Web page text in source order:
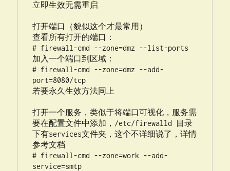
立即生效无需重启
打开端口（貌似这个才最常用）
查看所有打开的端口：
# firewall-cmd --zone=dmz --list-ports
加入一个端口到区域：
# firewall-cmd --zone=dmz --add-
port=8080/tcp
若要永久生效方法同上
打开一个服务，类似于将端口可视化，服务需
要在配置文件中添加，/etc/firewalld 目录
下有services文件夹，这个不详细说了，详情
参考文档
# firewall-cmd --zone=work --add-
service=smtp